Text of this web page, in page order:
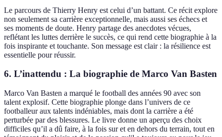
Le parcours de Thierry Henry est celui d’un battant. Ce récit explore
non seulement sa carrière exceptionnelle, mais aussi ses échecs et
ses moments de doute. Henry partage des anecdotes vécues,
reflétant les luttes derrière le succès, ce qui rend cette biographie à la
fois inspirante et touchante. Son message est clair : la résilience est
essentielle pour réussir.
6. L’inattendu : La biographie de Marco Van Basten
Marco Van Basten a marqué le football des années 90 avec son
talent explosif. Cette biographie plonge dans l’univers de ce
footballeur aux talents indéniables, mais dont la carrière a été
perturbée par des blessures. Le livre donne un aperçu des choix
difficiles qu’il a dû faire, à la fois sur et en dehors du terrain, tout en